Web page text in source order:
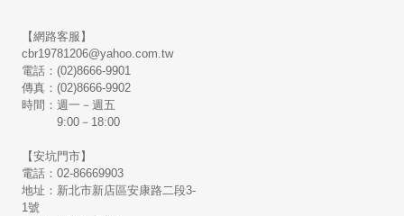
【網路客服】
cbr19781206@yahoo.com.tw
電話：(02)8666-9901
傳真：(02)8666-9902
時間：週一－週五
9:00－18:00
【安坑門市】
電話：02-86669903
地址：新北市新店區安康路二段3-
1號